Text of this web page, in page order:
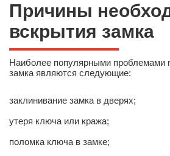
Причины
вскрытия замка
Наиболее популярными проблемами
замка являются следующие:
заклинивание замка в дверях;
утеря ключа или кража;
поломка ключа в замке;